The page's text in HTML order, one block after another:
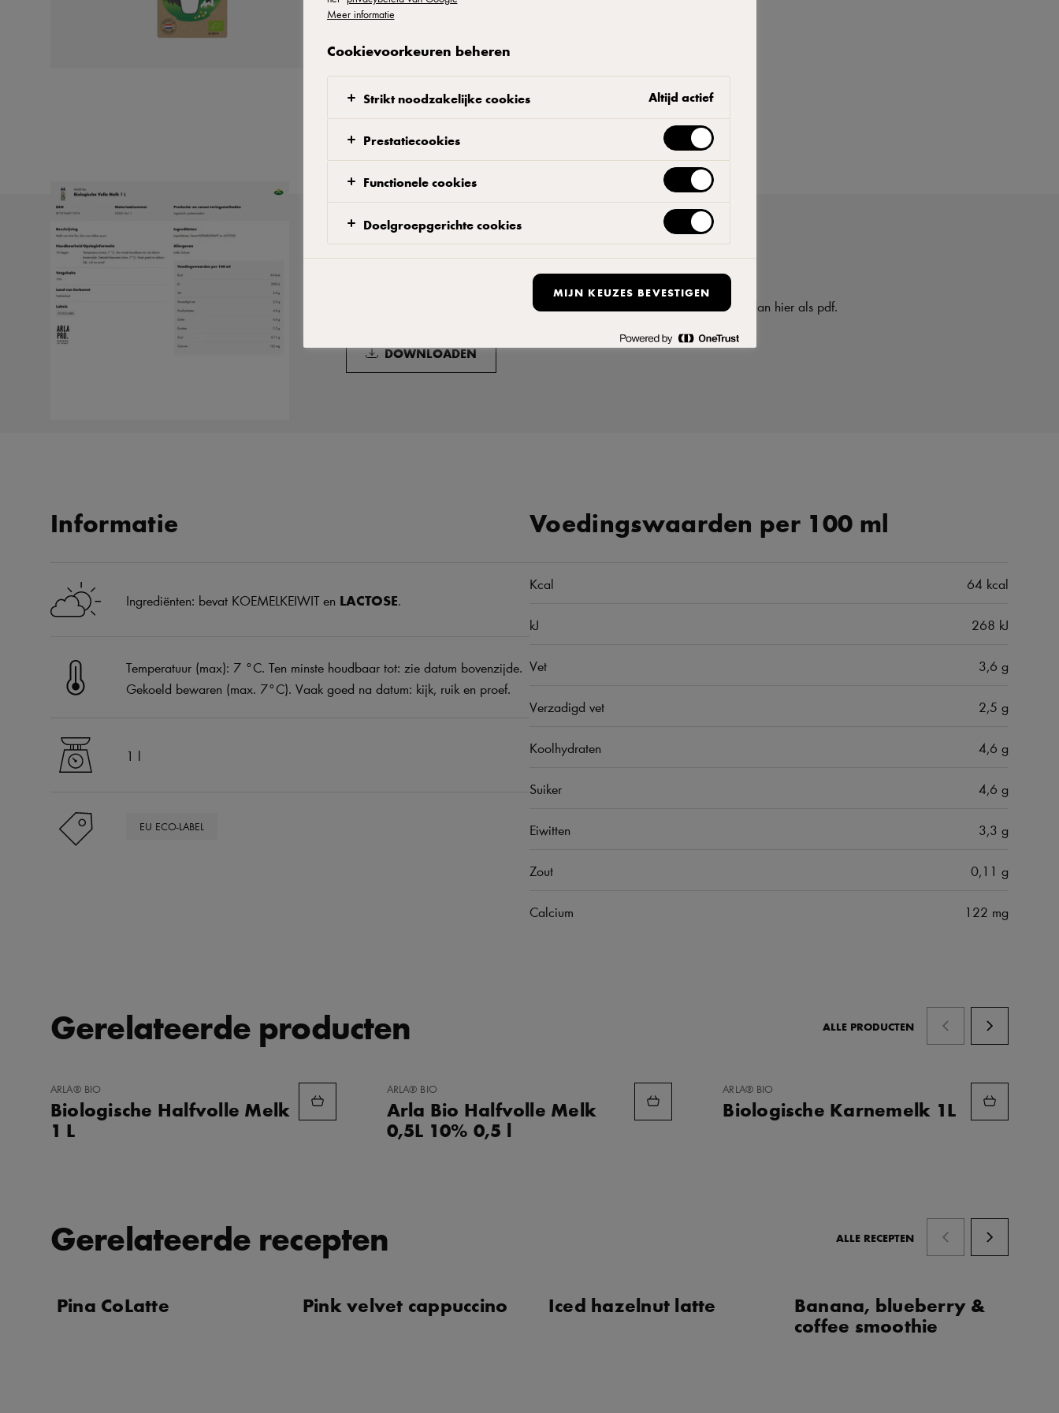
Productinformatie downloaden
Wil je de productinformatie printen of bewaren voor later? Download hem dan hier als pdf.
DOWNLOADEN
Informatie
Ingrediënten: bevat KOEMELKEIWIT en LACTOSE.
Temperatuur (max): 7 °C. Ten minste houdbaar tot: zie datum bovenzijde.
Gekoeld bewaren (max. 7°C). Vaak goed na datum: kijk, ruik en proef.
1 l
EU ECO-LABEL
Voedingswaarden per 100 ml
Kcal 64 kcal
kJ 268 kJ
Vet 3,6 g
Verzadigd vet 2,5 g
Koolhydraten 4,6 g
Suiker 4,6 g
Eiwitten 3,3 g
Zout 0,11 g
Calcium 122 mg
Gerelateerde producten ALLE PRODUCTEN
TOEVOEGEN
FAVORIETEN
ARLA® BIO
Biologische Halfvolle Melk
1 L
TOEVOEGEN
FAVORIETEN
ARLA® BIO
Arla Bio Halfvolle Melk
0,5L 10% 0,5 l
TOEVOEGEN
FAVORIETEN
ARLA® BIO
Biologische Karnemelk 1L
Gerelateerde recepten ALLE RECEPTEN
Pina CoLatte Pink velvet cappuccino Iced hazelnut latte
Banana, blueberry &
coffee smoothie
Meer informatie
Cookievoorkeuren beheren
Strikt noodzakelijke cookies Altijd actief
Prestatiecookies
Functionele cookies
Doelgroepgerichte cookies
MIJN KEUZES BEVESTIGEN